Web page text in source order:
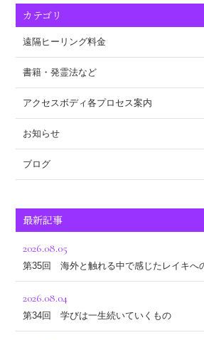
カテゴリ
遠隔ヒーリング料金
書籍・発霊法など
アクセスボディ各プロセス案内
お知らせ
ブログ
最新記事
2026.08.05
第35回 海外と触れる中で感じたレイキへ
2026.08.04
第34回 学びは一生続いていくもの